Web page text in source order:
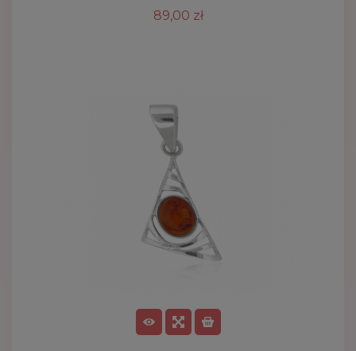
89,00 zł